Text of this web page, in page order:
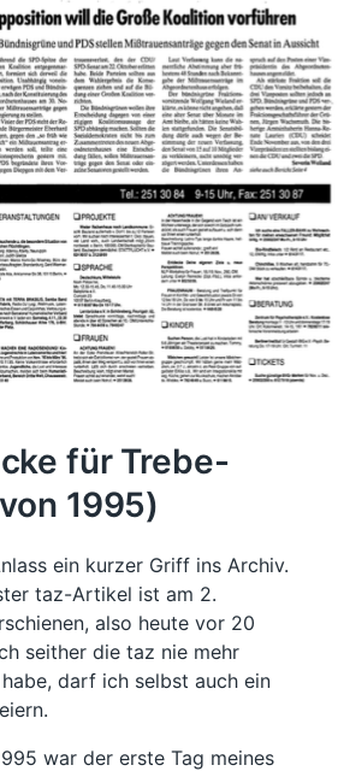
für Trebe-
1995)
ein kurzer Griff ins Archiv.
taz-Artikel ist am 2.
also heute vor 20
seither die taz nie mehr
darf ich selbst auch ein
war der erste Tag meines